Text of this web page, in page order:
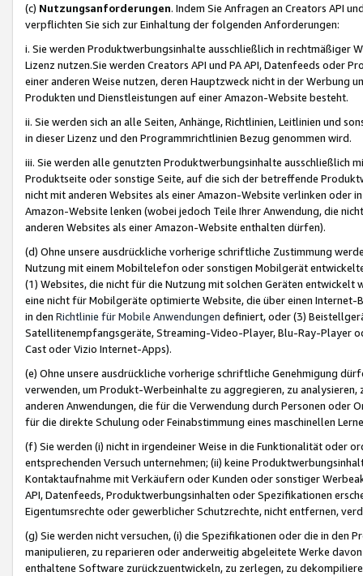
(c) Nutzungsanforderungen. Indem Sie Anfragen an Creators API
verpflichten Sie sich zur Einhaltung der folgenden Anforderungen:
i. Sie werden Produktwerbungsinhalte ausschließlich in rechtmäßiger
Lizenz nutzen.Sie werden Creators API und PA API, Datenfeeds oder
einer anderen Weise nutzen, deren Hauptzweck nicht in der Werbung
Produkten und Dienstleistungen auf einer Amazon-Website besteht.
ii. Sie werden sich an alle Seiten, Anhänge, Richtlinien, Leitlinien und
in dieser Lizenz und den Programmrichtlinien Bezug genommen wird.
iii. Sie werden alle genutzten Produktwerbungsinhalte ausschließlich
Produktseite oder sonstige Seite, auf die sich der betreffende
nicht mit anderen Websites als einer Amazon-Website verlinken oder
Amazon-Website lenken (wobei jedoch Teile Ihrer Anwendung, die
anderen Websites als einer Amazon-Website enthalten dürfen).
(d) Ohne unsere ausdrückliche vorherige schriftliche Zustimmung
Nutzung mit einem Mobiltelefon oder sonstigen Mobilgerät
(1) Websites, die nicht für die Nutzung mit solchen Geräten
eine nicht für Mobilgeräte optimierte Website, die über einen
in den Richtlinie für Mobile Anwendungen definiert, oder (3)
Satellitenempfangsgeräte, Streaming-Video-Player, Blu-Ray-Player
Cast oder Vizio Internet-Apps).
(e) Ohne unsere ausdrückliche vorherige schriftliche Genehmigung
verwenden, um Produkt-Werbeinhalte zu aggregieren, zu
anderen Anwendungen, die für die Verwendung durch Personen
für die direkte Schulung oder Feinabstimmung eines maschinellen
(f) Sie werden (i) nicht in irgendeiner Weise in die Funktionalität oder
entsprechenden Versuch unternehmen; (ii) keine
Kontaktaufnahme mit Verkäufern oder Kunden oder sonstiger
API, Datenfeeds, Produktwerbungsinhalten oder Spezifikationen
Eigentumsrechte oder gewerblicher Schutzrechte, nicht entfernen,
(g) Sie werden nicht versuchen, (i) die Spezifikationen oder die in
manipulieren, zu reparieren oder anderweitig abgeleitete Werke
enthaltene Software zurückzuentwickeln, zu zerlegen, zu